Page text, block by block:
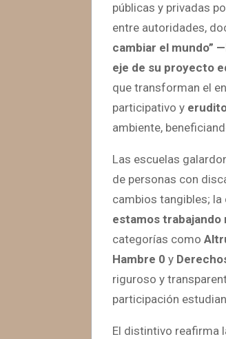
públicas y privadas
entre autoridades,
cambiar el mundo”
eje de su proyecto
que transforman el
participativo y
ambiente,
Las escuelas
de personas con
cambios tangibles;
estamos trabajando
categorías como
Hambre 0 y
riguroso y
participación
El distintivo reafirma